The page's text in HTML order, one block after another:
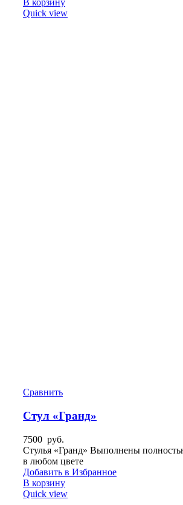
В корзину
Quick view
Сравнить
Стул «Гранд»
7500 руб.
Стулья «Гранд» Выполнены
в любом цвете
Добавить в Избранное
В корзину
Quick view